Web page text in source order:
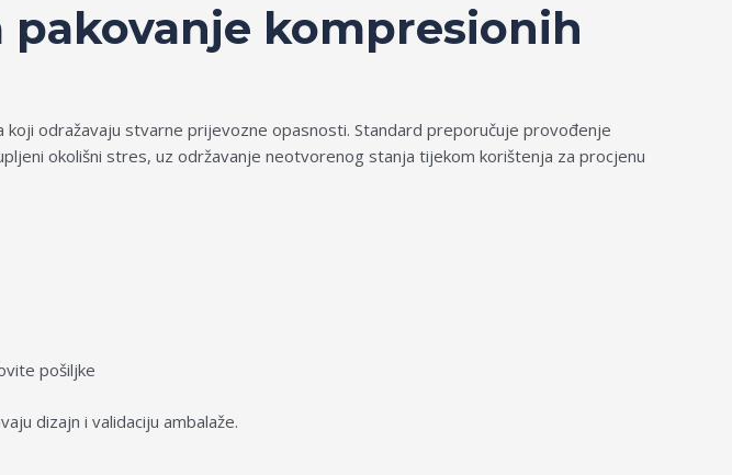
pakovanje kompresionih
odražavaju stvarne prijevozne opasnosti. Standard preporučuje provođenje
okolišni stres, uz održavanje neotvorenog stanja tijekom korištenja za procjenu
pošiljke
dizajn i validaciju ambalaže.